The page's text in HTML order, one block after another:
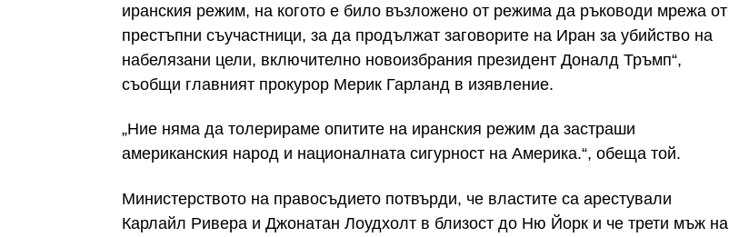
иранския режим, на когото e било възложено от режима да ръководи мрежа от
престъпни съучастници, за да продължат заговорите на Иран за убийство на
набелязани цели, включително новоизбрания президент Доналд Тръмп“,
съобщи главният прокурор Мерик Гарланд в изявление.
„Ние няма да толерираме опитите на иранския режим да застраши
американския народ и националната сигурност на Америка.“, обеща той.
Министерството на правосъдието потвърди, че властите са арестували
Карлайл Ривера и Джонатан Лоудхолт в близост до Ню Йорк и че трети мъж на